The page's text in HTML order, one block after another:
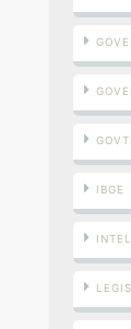
IBGE